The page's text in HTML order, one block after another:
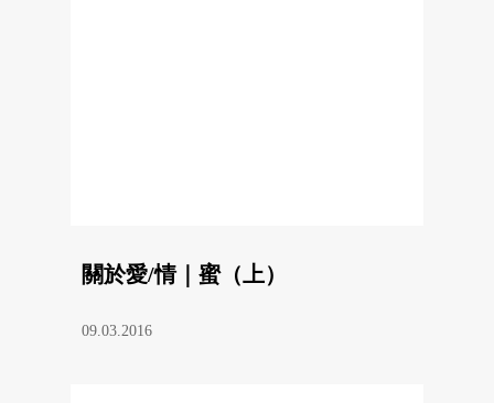
關於愛/情｜蜜（上）
09.03.2016